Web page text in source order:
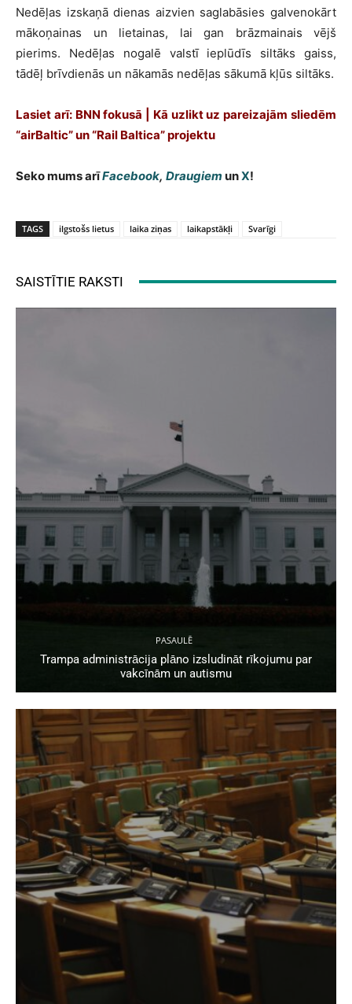
Nedēļas izskaņā dienas aizvien saglabāsies galvenokārt
mākoņainas un lietainas, lai gan brāzmainais vējš
pierims. Nedēļas nogalē valstī ieplūdīs siltāks gaiss,
tādēļ brīvdienās un nākamās nedēļas sākumā kļūs siltāks.
Lasiet arī: BNN fokusā | Kā uzlikt uz pareizajām sliedēm
“airBaltic” un “Rail Baltica” projektu
Seko mums arīFacebook, Draugiem unX!
TAGS ilgstošs lietus laika ziņas laikapstākļi Svarīgi
SAISTĪTIE RAKSTI
PASAULĒ
Trampa administrācija plāno izsludināt rīkojumu par
vakcīnām un autismu